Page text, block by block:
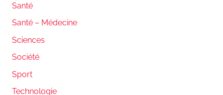
Santé
Santé – Médecine
Sciences
Société
Sport
Technologie